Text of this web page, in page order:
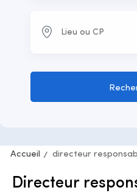
Accueil directeur
Directeur